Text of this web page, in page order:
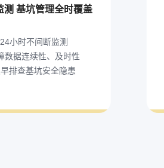
测 基坑管理全时覆盖
24小时不间断监测
数据连续性、及时性
排查基坑安全隐患